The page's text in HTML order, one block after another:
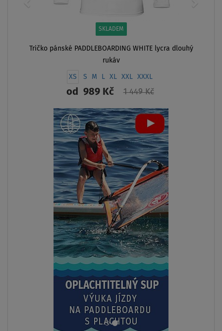
SKLADEM
Tričko pánské PADDLEBOARDING WHITE lycra dlouhý
rukáv
XS S M XL XXL XXXL
od989 Kč 1 449 Kč
ZOBRAZIT